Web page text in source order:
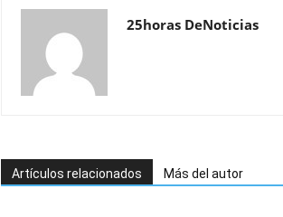
25horas DeNoticias
Artículos relacionados Más del autor